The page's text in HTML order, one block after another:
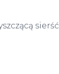
sierść